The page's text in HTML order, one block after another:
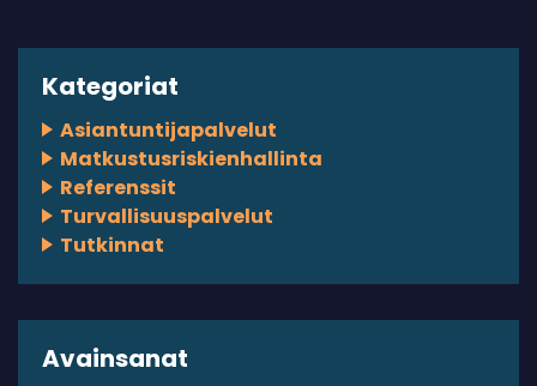
Kategoriat
Asiantuntijapalvelut
Matkustusriskienhallinta
Referenssit
Turvallisuuspalvelut
Tutkinnat
Avainsanat